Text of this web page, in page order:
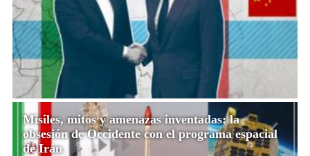
Misiles, mitos y amenazas inventadas: la
obsesión de Occidente con el programa espacial
de Irán